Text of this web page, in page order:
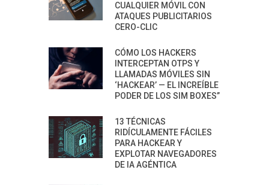
CUALQUIER MÓVIL CON
ATAQUES PUBLICITARIOS
CERO-CLIC
CÓMO LOS HACKERS
INTERCEPTAN OTPS Y
LLAMADAS MÓVILES SIN
‘HACKEAR’ — EL INCREÍBLE
PODER DE LOS SIM BOXES”
13 TÉCNICAS
RIDÍCULAMENTE FÁCILES
PARA HACKEAR Y
EXPLOTAR NAVEGADORES
DE IA AGÉNTICA